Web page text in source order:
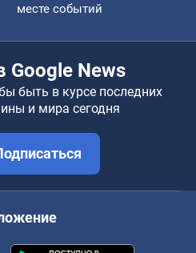
месте событий
Google News
быть в курсе последних
и мира сегодня